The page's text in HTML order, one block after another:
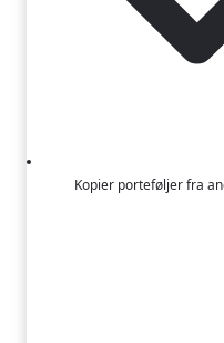
Kopier porteføljer fra